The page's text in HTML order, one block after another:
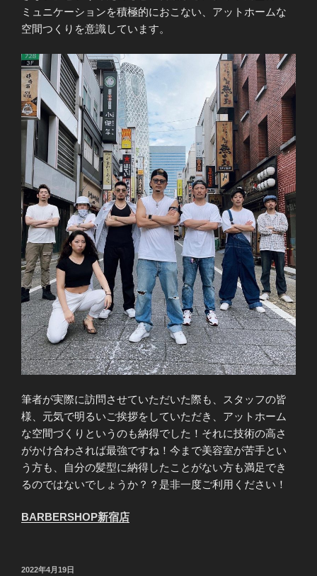
ミュニケーションを積極的におこない、アットホームな
空間つくりを意識しています。
筆者が実際に訪問させていただいた際も、スタッフの皆
様、元気で明るいご挨拶をしていただき、アットホーム
な空間づくりというのも納得でした！それに技術の高さ
がかけ合わされば最強ですね！今まで美容室が苦手とい
う方も、自分の髪型に納得したことがない方も満足でき
るのではないでしょうか？？是非一度ご利用ください！
BARBERSHOP新宿店
投
2022年4月19日